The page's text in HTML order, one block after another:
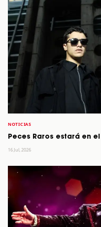
NOTICIAS
Peces Raros estará en
16 Jul, 2026